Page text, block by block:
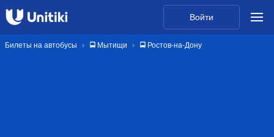
Войти
Билеты на автобусы 🚍 Мытищи 🚍 Ростов-на-Дону